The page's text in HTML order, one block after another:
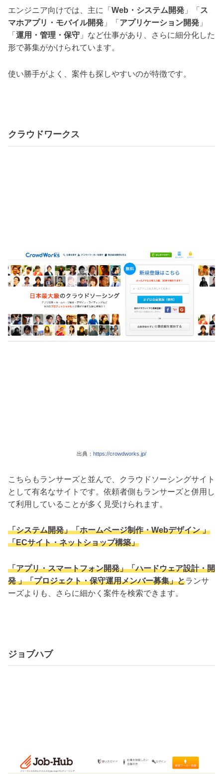
エンジニア向けでは、主に「 Web・システム開発 」「 ス
マホアプリ・モバイル開発 」「 アプリケーション開発 」
「 運用・管理・保守 」など仕事があり、さらに細分化した
形で募集がかけられています。
使い勝手がよく、案件も探しやすいのが特徴です。
クラウドワークス
出典： https://crowdworks.jp/
こちらもランサーズと並んで、クラウドソーシングサイト
として有名なサイトです。依頼者側もランサーズと併用し
て利用していることが多く見受けられます。
「システム開発」「ホームページ制作・Webデザイン 」
「ECサイト・ネットショップ構築」
「アプリ・スマートフォン開発」「ハードウェア設計・開
発 」「プロジェクト・保守運用メンバー募集」とランサ
ーズよりも、さらに細かく案件を検索できます。
ジョブハブ